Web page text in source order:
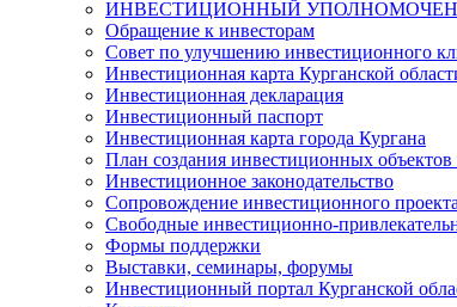
ИНВЕСТИЦИОННЫЙ
Обращение к инвесторам
Совет по улучшению инвестиционного
Инвестиционная карта Курганской
Инвестиционная декларация
Инвестиционный паспорт
Инвестиционная карта города Кургана
План создания инвестиционных
Инвестиционное законодательство
Сопровождение инвестиционного проекта
Свободные инвестиционно-
Формы поддержки
Выставки, семинары, форумы
Инвестиционный портал Курганской